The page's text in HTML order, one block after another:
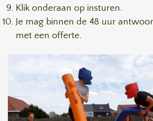
Klik onderaan op insturen.
Je mag binnen de 48 uur
met een offerte.